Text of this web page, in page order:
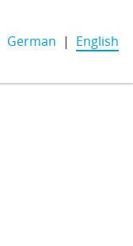
German English